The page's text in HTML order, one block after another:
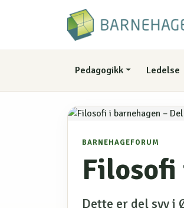
Pedagogikk Ledelse
BARNEHAGEFORUM
Filosofi
Dette er del syv i